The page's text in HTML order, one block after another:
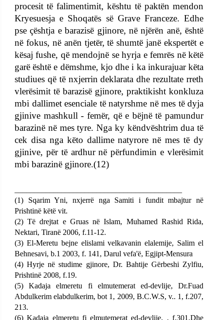
procesit të falimentimit, kështu të paktën mendon
Kryesuesja e Shoqatës së Grave Franceze. Edhe
pse çështja e barazisë gjinore, në njërën anë, është
në fokus, në anën tjetër, të shumtë janë ekspertët e
kësaj fushe, që mendojnë se hyrja e femrës në këtë
garë është e dëmshme, kjo dhe i ka inkurajuar këta
studiues që të nxjerrin deklarata dhe rezultate rreth
vlerësimit të barazisë gjinore, praktikisht konkluza
mbi dallimet esenciale të natyrshme në mes të dyja
gjinive mashkull - femër, që e bëjnë të pamundur
barazinë në mes tyre. Nga ky këndvështrim dua të
cek disa nga këto dallime natyrore në mes të dy
gjinive, për të ardhur në përfundimin e vlerësimit
mbi barazinë gjinore.(12)
(1) Sqarim Yni, nxjerrë nga Samiti i fundit mbajtur në
Prishtinë këtë vit.
(2) Të drejtat e Gruas në Islam, Muhamed Rashid Rida,
Nektari, Tiranë 2006, f.11-12.
(3) El-Meretu bejne elislami velkavanin elalemije, Salim el
Behnesavi, b.1 2003, f. 141, Darul vefa'ë, Egjipt-Mensura
(4) Hyrje në studime gjinore, Dr. Bahtije Gërbeshi Zylfiu,
Prishtinë 2008, f.19.
(5) Kadaja elmeretu fi elmutemerat ed-devlije, Dr.Fuad
Abdulkerim elabdulkerim, bot 1, 2009, B.C.W.S, v.. 1, f.207,
213.
(6) Kadaja elmeretu fi elmutemerat ed-devlije, , f.301.Dhe